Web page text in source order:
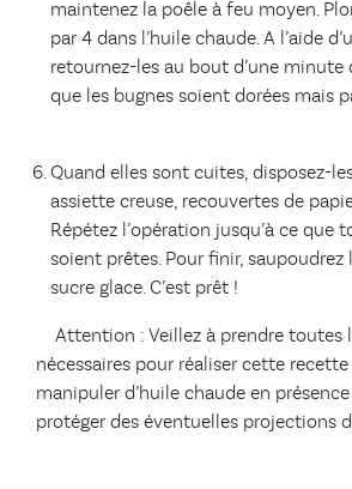
maintenez la poêle à feu moyen.
par 4 dans l’huile chaude. A l’aide
retournez-les au bout d’une minute
que les bugnes soient dorées mais
Quand elles sont cuites, disposez-
assiette creuse, recouvertes de
Répétez l’opération jusqu’à ce que
soient prêtes. Pour finir, saupoudrez
sucre glace. C’est prêt !
Attention : Veillez à prendre toutes
nécessaires pour réaliser cette recette
manipuler d’huile chaude en
protéger des éventuelles projections